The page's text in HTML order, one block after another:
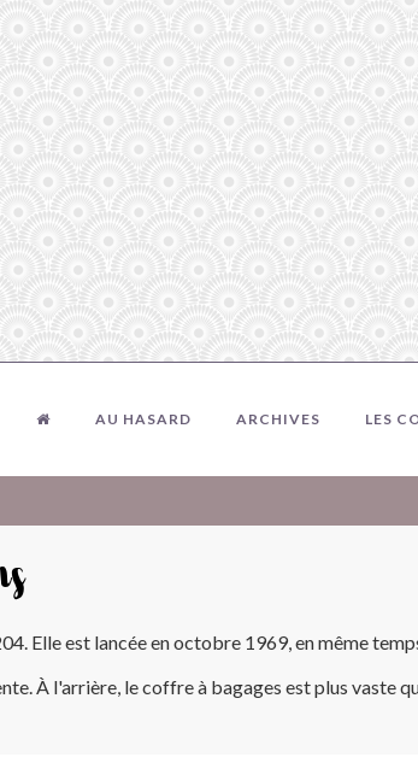
AU HASARD ARCHIVES LES
Elle est lancée en octobre 1969, en même
À l'arrière, le coffre à bagages est plus vaste